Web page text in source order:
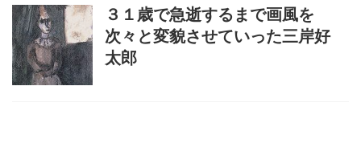
３１歳で急逝するまで画風を
次々と変貌させていった三岸好
太郎